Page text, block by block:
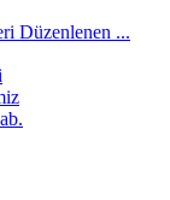
Düzenlenen ...